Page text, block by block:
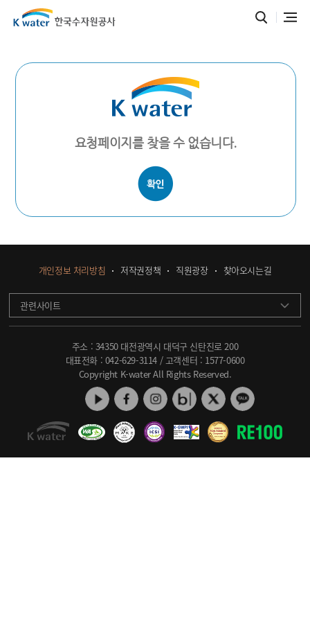
요청페이지를 찾을 수 없습니다.
개인정보 처리방침 저작권정책 직원광장 찾아오시는길
관련사이트
주소 : 34350 대전광역시 대덕구 신탄진로 200
대표전화 : 042-629-3114 / 고객센터 : 1577-0600
Copyright K-water All Rights Reserved.